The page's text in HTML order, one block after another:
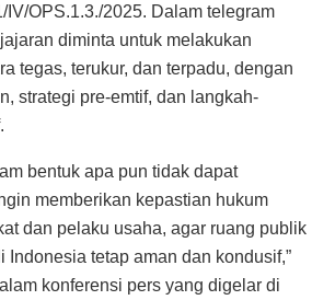
IV/OPS.1.3./2025. Dalam telegram
diminta untuk melakukan
tegas, terukur, dan terpadu, dengan
strategi pre-emtif, dan langkah-
bentuk apa pun tidak dapat
memberikan kepastian hukum
dan pelaku usaha, agar ruang publik
Indonesia tetap aman dan kondusif,”
konferensi pers yang digelar di